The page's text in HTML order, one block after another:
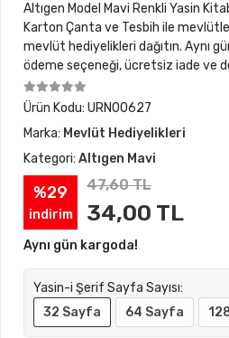
Altıgen Model Mavi Renkli Yasin
Karton Çanta ve Tesbih ile
mevlüt hediyelikleri dağıtın. Aynı
ödeme seçeneği, ücretsiz iade ve
Ürün Kodu: URN00627
Marka: Mevlüt Hediyelikleri
Kategori: Altıgen Mavi
%29
indirim
47,60 TL
34,00 TL
Aynı gün kargoda!
Yasin-i Şerif Sayfa Sayısı:
32 Sayfa
64 Sayfa